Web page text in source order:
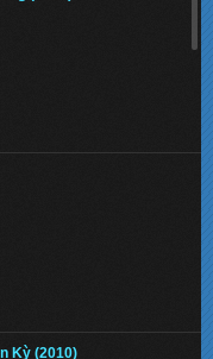
Thần (2019)
Kỳ (2010)